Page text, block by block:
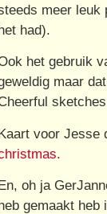
meer leuk
had).
het gebruik
maar
voor Jesse
oh ja
gemaakt